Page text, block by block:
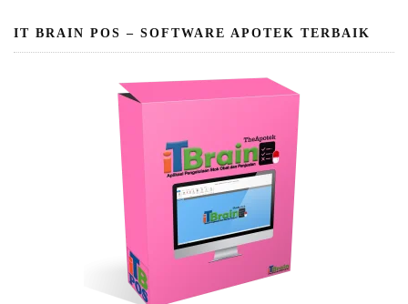
IT BRAIN POS – SOFTWARE APOTEK TERBAIK